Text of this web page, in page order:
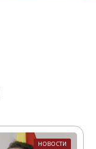
НОВОСТИ